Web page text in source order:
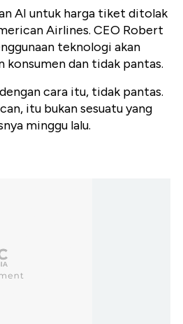
AI untuk harga tiket ditolak
Airlines. CEO Robert
teknologi akan
konsumen dan tidak pantas.
cara itu, tidak pantas.
itu bukan sesuatu yang
minggu lalu.